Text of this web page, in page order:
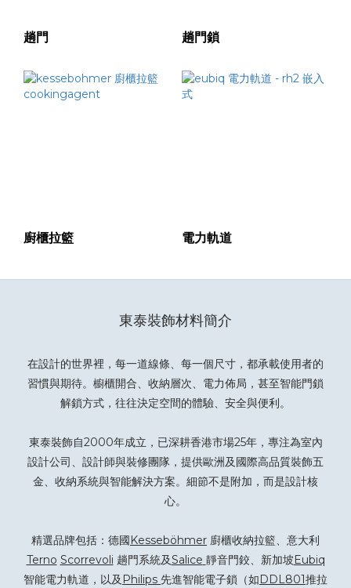
趟門 趟門鎖
廚櫃拉籃 電力軌道
東泰裝飾材料簡介
在設計的世界裡，每一道線條、每一個尺寸，都承載使用者的
習慣與期待。櫥櫃開合、收納層次、電力佈局，甚至智能門鎖
解鎖方式，往往決定空間的體驗、安全與便利。
東泰裝飾自2000年成立，已深耕香港市場25年，專注為室內
設計公司、設計師與裝修團隊，提供歐洲及國際高品質裝飾五
金、收納系統與智能解決方案。細節不是附加，而是設計核
心。
精選品牌包括：德國 Kesseböhmer 廚櫃收納拉籃、意大利
Terno Scorrevoli 趟門系統及Salice 靜音門鉸、新加坡 Eubiq
智能電力軌道，以及 Philips 先進智能電子鎖（如 DDL801推拉